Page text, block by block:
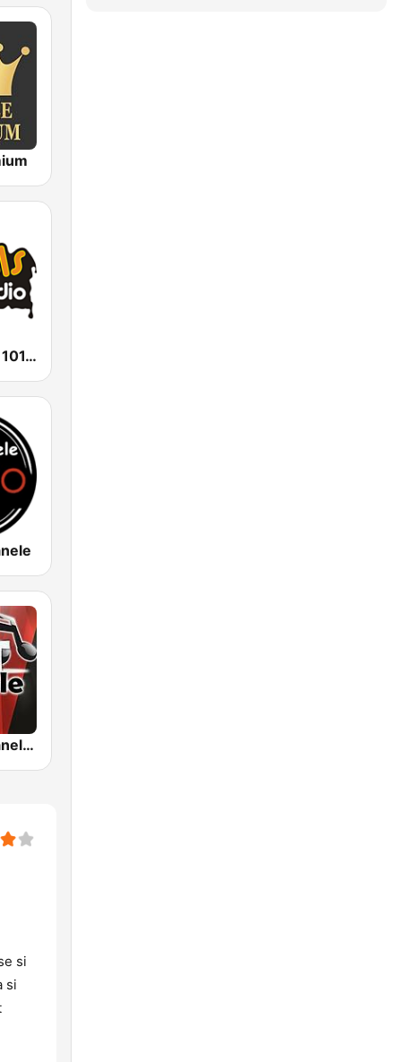
Radio Impuls 101.5 FM
HIT Radio Manele Romania
si
si